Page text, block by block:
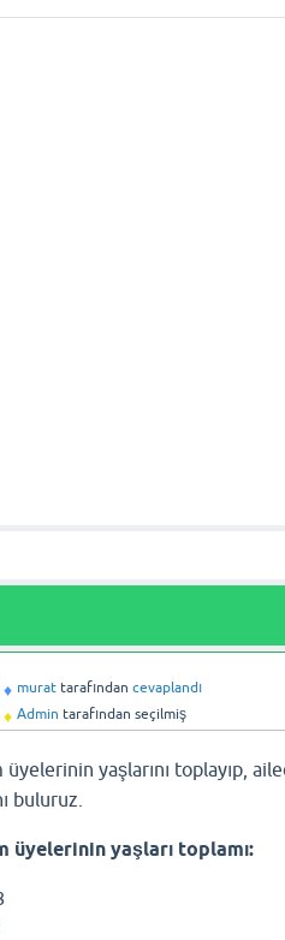
♦ murat tarafından cevaplandı
♦ Admin tarafından seçilmiş
yaşlarını toplayıp,
buluruz.
üyelerinin yaşları toplamı: